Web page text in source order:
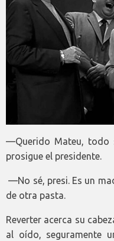
—Querido Mateu, todo
prosigue el presidente.
—No sé, presi. Es un
de otra pasta.
Reverter acerca su
al oído, seguramente